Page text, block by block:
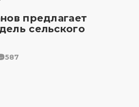
предлагает
сельского
587